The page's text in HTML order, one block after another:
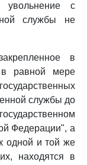
увольнение с
службы не
в
равной мере
службы до
Федерации", а
одной и той же
находятся в